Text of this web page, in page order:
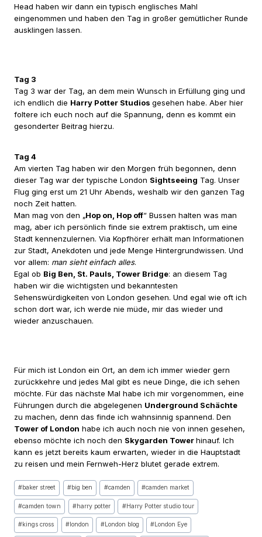
Head haben wir dann ein typisch englisches Mahl
eingenommen und haben den Tag in großer gemütlicher Runde
ausklingen lassen.
Tag 3
Tag 3 war der Tag, an dem mein Wunsch in Erfüllung ging und
ich endlich die Harry Potter Studios gesehen habe. Aber hier
foltere ich euch noch auf die Spannung, denn es kommt ein
gesonderter Beitrag hierzu.
Tag 4
Am vierten Tag haben wir den Morgen früh begonnen, denn
dieser Tag war der typische London Sightseeing Tag. Unser
Flug ging erst um 21 Uhr Abends, weshalb wir den ganzen Tag
noch Zeit hatten.
Man mag von den „Hop on, Hop off“ Bussen halten was man
mag, aber ich persönlich finde sie extrem praktisch, um eine
Stadt kennenzulernen. Via Kopfhörer erhält man Informationen
zur Stadt, Anekdoten und jede Menge Hintergrundwissen. Und
vor allem: man sieht einfach alles.
Egal ob Big Ben, St. Pauls, Tower Bridge: an diesem Tag
haben wir die wichtigsten und bekanntesten
Sehenswürdigkeiten von London gesehen. Und egal wie oft ich
schon dort war, ich werde nie müde, mir das wieder und
wieder anzuschauen.
Für mich ist London ein Ort, an dem ich immer wieder gern
zurückkehre und jedes Mal gibt es neue Dinge, die ich sehen
möchte. Für das nächste Mal habe ich mir vorgenommen, eine
Führungen durch die abgelegenen Underground Schächte
zu machen, denn das finde ich wahnsinnig spannend. Den
Tower of London habe ich auch noch nie von innen gesehen,
ebenso möchte ich noch den Skygarden Towerhinauf. Ich
kann es jetzt bereits kaum erwarten, wieder in die Hauptstadt
zu reisen und mein Fernweh-Herz blutet gerade extrem.
Schlagworte:
#baker street #big ben #camden #camden market
#camden town #harry potter #Harry Potter studio tour
#kings cross #london #London blog #London Eye